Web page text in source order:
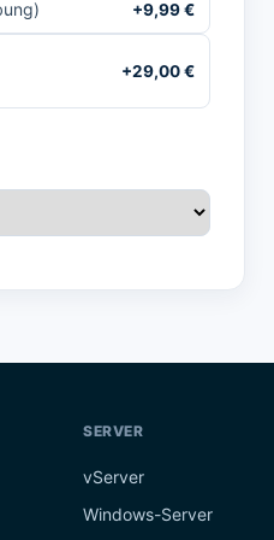
+9,99€
+29,00€
SERVER
vServer
Windows-Server